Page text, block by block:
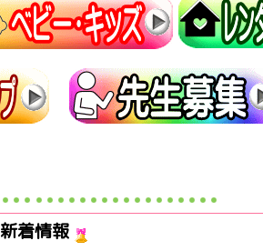
新着情報